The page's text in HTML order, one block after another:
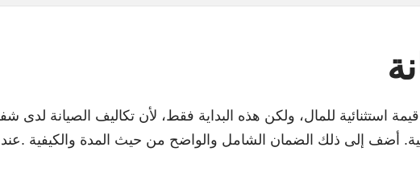
استثنائية للمال، ولكن هذه البداية فقط، لأن تكاليف الصيانة
أضف إلى ذلك الضمان الشامل والواضح من حيث المدة والكيفية